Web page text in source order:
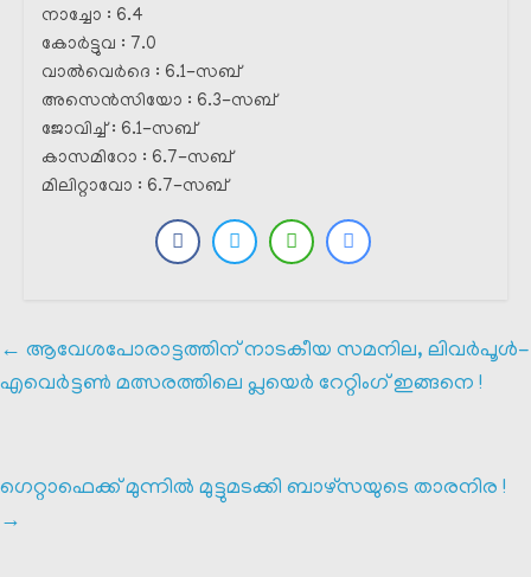
നാച്ചോ : 6.4
കോർട്ടുവ : 7.0
വാൽവെർദെ : 6.1-സബ്
അസെൻസിയോ : 6.3-സബ്
ജോവിച്ച് : 6.1-സബ്
കാസമിറോ : 6.7-സബ്
മിലിറ്റാവോ : 6.7-സബ്
← ആവേശപോരാട്ടത്തിന് നാടകീയ സമനില, ലിവർപൂൾ-
എവെർട്ടൺ മത്സരത്തിലെ പ്ലയെർ റേറ്റിംഗ് ഇങ്ങനെ !
ഗെറ്റാഫെക്ക് മുന്നിൽ മുട്ടുമടക്കി ബാഴ്സയുടെ താരനിര !
→